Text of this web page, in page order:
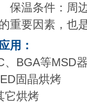
条件：周边紧
重要因素，也
用：
、BGA等MSD
固晶烘烤
它烘烤